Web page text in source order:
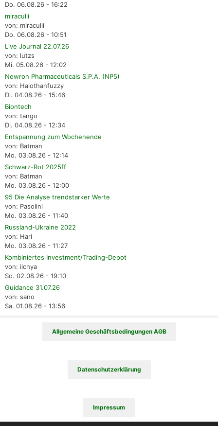
Do. 06.08.26 - 16:22
miraculli
von: miraculli
Do. 06.08.26 - 10:51
Live Journal 22.07.26
von: lutzs
Mi. 05.08.26 - 12:02
Newron Pharmaceuticals S.P.A. (NP5)
von: Halothanfuzzy
Di. 04.08.26 - 15:46
Biontech
von: tango
Di. 04.08.26 - 12:34
Entspannung zum Wochenende
von: Batman
Mo. 03.08.26 - 12:14
Schwarz-Rot 2025ff
von: Batman
Mo. 03.08.26 - 12:00
95 Die Analyse trendstarker Werte
von: Pasolini
Mo. 03.08.26 - 11:40
Russland-Ukraine 2022
von: Hari
Mo. 03.08.26 - 11:27
Kombiniertes Investment/Trading-Depot
von: ilchya
So. 02.08.26 - 19:10
Guidance 31.07.26
von: sano
Sa. 01.08.26 - 13:56
Allgemeine Geschäftsbedingungen AGB
Datenschutzerklärung
Impressum